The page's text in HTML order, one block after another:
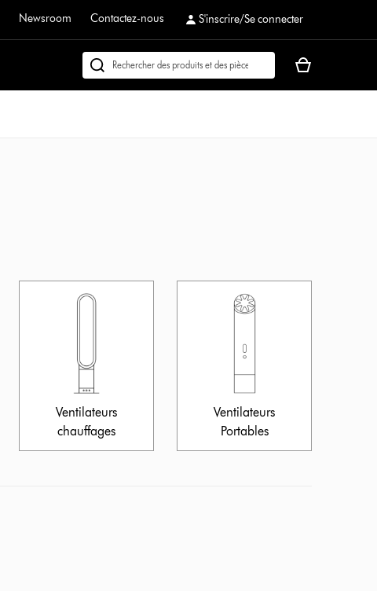
Newsroom Contactez-nous S'inscrire/Se connecter
Rechercher
Votre
Ventilateurs
chauffages
Ventilateurs
Portables